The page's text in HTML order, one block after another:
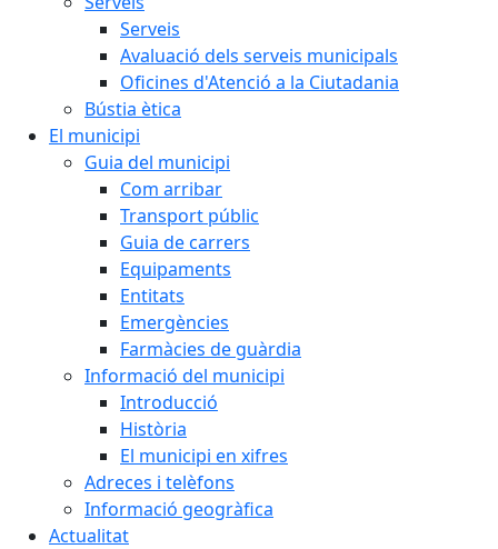
Serveis
Avaluació dels serveis municipals
Oficines d'Atenció a la Ciutadania
Bústia ètica
El municipi
Guia del municipi
Com arribar
Transport públic
Guia de carrers
Equipaments
Entitats
Emergències
Farmàcies de guàrdia
Informació del municipi
Introducció
Història
El municipi en xifres
Adreces i telèfons
Informació geogràfica
Actualitat